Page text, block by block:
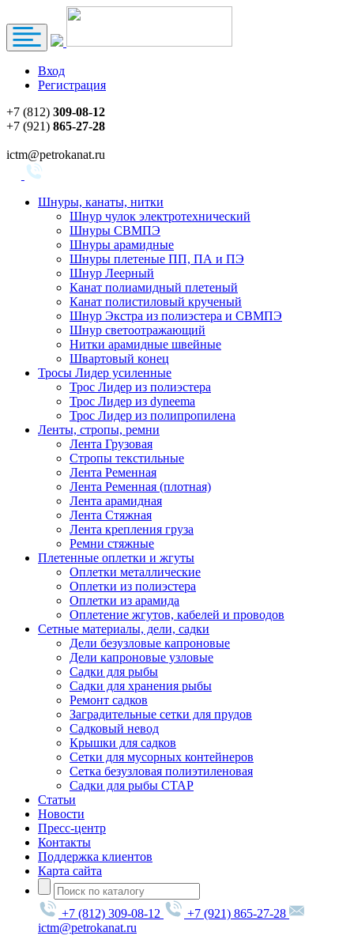
Вход
Регистрация
+7 (812) 309-08-12
+7 (921) 865-27-28
ictm@petrokanat.ru
Шнуры, канаты, нитки
Шнур чулок электротехнический
Шнуры СВМПЭ
Шнуры арамидные
Шнуры плетеные ПП, ПА и ПЭ
Шнур Леерный
Канат полиамидный плетеный
Канат полистиловый крученый
Шнур Экстра из полиэстера и СВМПЭ
Шнур светоотражающий
Нитки арамидные швейные
Швартовый конец
Тросы Лидер усиленные
Трос Лидер из полиэстера
Трос Лидер из dyneema
Трос Лидер из полипропилена
Ленты, стропы, ремни
Лента Грузовая
Стропы текстильные
Лента Ременная
Лента Ременная (плотная)
Лента арамидная
Лента Стяжная
Лента крепления груза
Ремни стяжные
Плетенные оплетки и жгуты
Оплетки металлические
Оплетки из полиэстера
Оплетки из арамида
Оплетение жгутов, кабелей и проводов
Сетные материалы, дели, садки
Дели безузловые капроновые
Дели капроновые узловые
Садки для рыбы
Садки для хранения рыбы
Ремонт садков
Заградительные сетки для прудов
Садковый невод
Крышки для садков
Сетки для мусорных контейнеров
Сетка безузловая полиэтиленовая
Садки для рыбы СТАР
Статьи
Новости
Пресс-центр
Контакты
Поддержка клиентов
Карта сайта
+7 (812) 309-08-12
+7 (921) 865-27-28
ictm@petrokanat.ru